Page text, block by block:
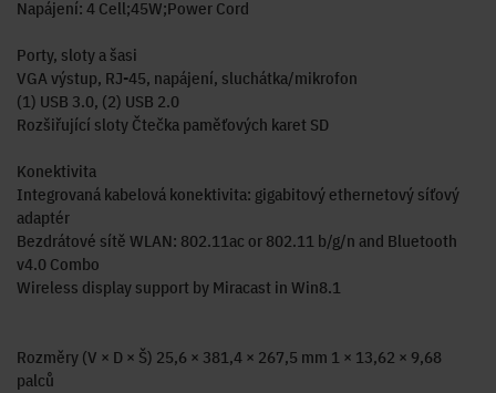
Napájení: 4 Cell;45W;Power Cord
Porty, sloty a šasi
VGA výstup, RJ-45, napájení, sluchátka/mikrofon
(1) USB 3.0, (2) USB 2.0
Rozšiřující sloty Čtečka paměťových karet SD
Konektivita
Integrovaná kabelová konektivita: gigabitový ethernetový síťový
adaptér
Bezdrátové sítě WLAN: 802.11ac or 802.11 b/g/n and Bluetooth
v4.0 Combo
Wireless display support by Miracast in Win8.1
Rozměry (V × D × Š) 25,6 × 381,4 × 267,5 mm 1 × 13,62 × 9,68
palců